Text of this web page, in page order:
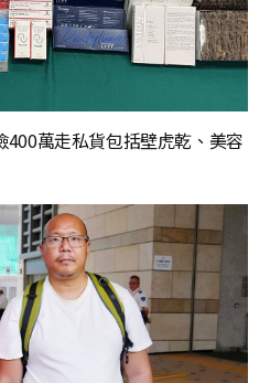
萬走私貨包括壁虎乾、美容